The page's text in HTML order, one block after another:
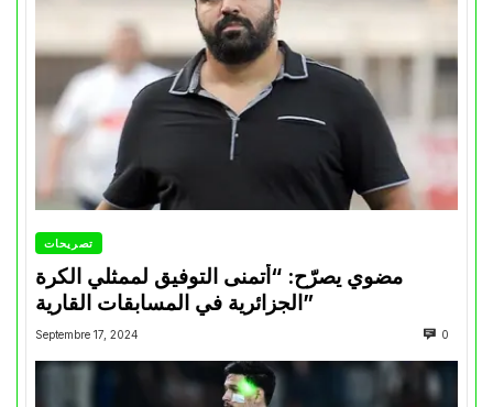
تصريحات
مضوي يصرّح: “أتمنى التوفيق لممثلي الكرة
الجزائرية في المسابقات القارية”
Septembre 17, 2024 0